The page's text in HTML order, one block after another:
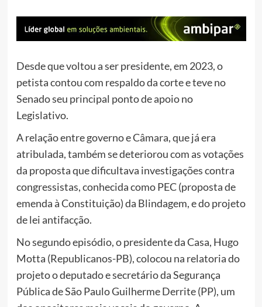
Desde que voltou a ser presidente, em 2023, o
petista contou com respaldo da corte e teve no
Senado seu principal ponto de apoio no
Legislativo.
A relação entre governo e Câmara, que já era
atribulada, também se deteriorou com as votações
da proposta que dificultava investigações contra
congressistas, conhecida como PEC (proposta de
emenda à Constituição) da Blindagem, e do projeto
de lei antifacção.
No segundo episódio, o presidente da Casa, Hugo
Motta (Republicanos-PB), colocou na relatoria do
projeto o deputado e secretário da Segurança
Pública de São Paulo Guilherme Derrite (PP), um